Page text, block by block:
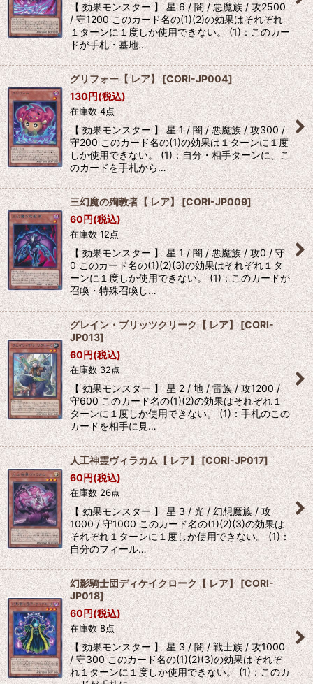
【 効果モンスター 】 星 6 / 闇 / 悪魔族 / 攻2500
/ 守1200 このカード名の(1)(2)の効果はそれぞれ
１ターンに１度しか使用できない。 (1)：このカー
ドが手札・墓地…
グリフォー【 レア】[CORI-JP004]
130円(税込)
在庫数 4点
【 効果モンスター 】 星 1 / 闇 / 悪魔族 / 攻300 /
守200 このカード名の(1)の効果は１ターンに１度
しか使用できない。 (1)：自分・相手ターンに、こ
のカードを手札から…
三幻魔の殉教者【 レア】[CORI-JP009]
60円(税込)
在庫数 12点
【 効果モンスター 】 星 1 / 闇 / 悪魔族 / 攻0 / 守
0 このカード名の(1)(2)(3)の効果はそれぞれ１タ
ーンに１度しか使用できない。 (1)：このカードが
召喚・特殊召喚し…
グレイン・ブリッツクリーク【 レア】 [CORI-
JP013]
60円(税込)
在庫数 32点
【 効果モンスター 】 星 2 / 地 / 雷族 / 攻1200 /
守600 このカード名の(1)(2)の効果はそれぞれ１
ターンに１度しか使用できない。 (1)：手札のこの
カードを相手に見…
人工神霊ヴィラカム【 レア】[CORI-JP017]
60円(税込)
在庫数 26点
【 効果モンスター 】 星 3 / 光 / 幻想魔族 / 攻
1000 / 守1000 このカード名の(1)(2)(3)の効果は
それぞれ１ターンに１度しか使用できない。 (1)：
自分のフィール…
幻影騎士団ディケイクローク【 レア】[CORI-
JP018]
60円(税込)
在庫数 8点
【 効果モンスター 】 星 3 / 闇 / 戦士族 / 攻1000
/ 守300 このカード名の(1)(2)(3)の効果はそれぞ
れ１ターンに１度しか使用できない。 (1)：このカ